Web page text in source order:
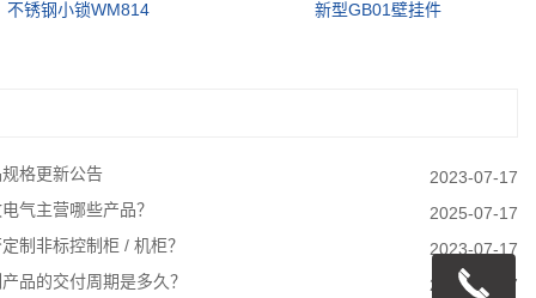
不锈钢小锁WM814 新型GB01壁挂件
格更新公告
2023-07-17
气主营哪些产品？
2025-07-17
制非标控制柜 / 机柜？
2023-07-17
品的交付周期是多久？
2023-07-17